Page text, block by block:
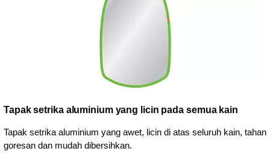
Tapak setrika aluminium yang licin pada semua kain
Tapak setrika aluminium yang awet, licin di atas seluruh kain, tahan
goresan dan mudah dibersihkan.